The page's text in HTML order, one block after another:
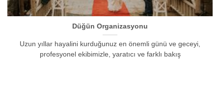
Düğün Organizasyonu
Uzun yıllar hayalini kurduğunuz en önemli günü ve geceyi,
profesyonel ekibimizle, yaratıcı ve farklı bakış